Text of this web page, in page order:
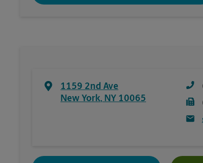
1159 2nd Ave
New York, NY 10065